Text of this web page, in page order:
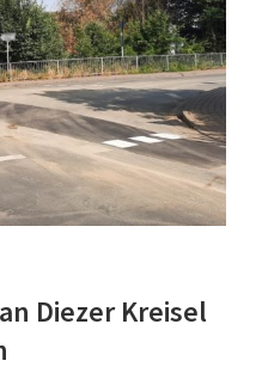
Diezer Kreisel